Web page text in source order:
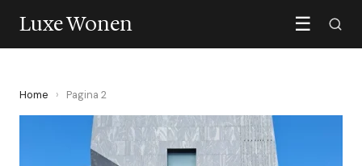
Luxe Wonen ☰
Home › Pagina 2